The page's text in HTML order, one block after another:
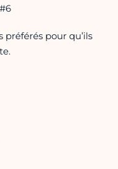
préférés pour qu’ils